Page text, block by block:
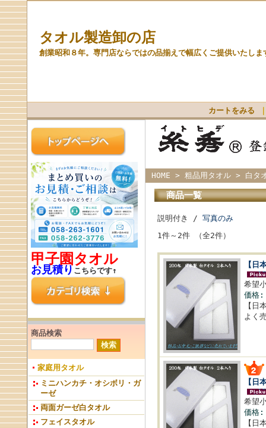
タオル製造卸の店
創業昭和８年。専門店ならではの品揃えで幅広くご提供いたしま
カートをみる
甲子園タオル
お見積りこちらです↑
商品検索
家庭用タオル
ミニハンカチ・オシボリ・ガ
ーゼ
両面ガーゼ白タオル
フェイスタオル
HOME > 粗品用タオル> 白タ
商品一覧
説明付き / 写真のみ
1件～2件 （全2件）
【日
希望
価
【日
よく
【日
希望
価
【日